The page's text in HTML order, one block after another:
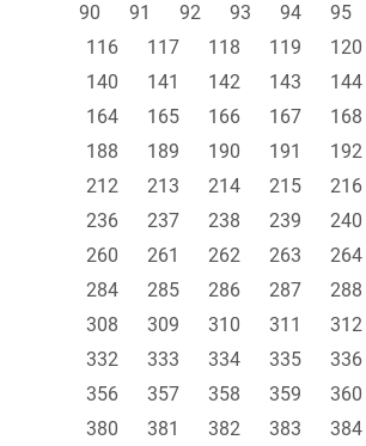
90
91 92 93 94 95
116
117 118 119 120
140
141 142 143 144
164
165 166 167 168
188
189 190 191 192
212
213 214 215 216
236
237 238 239 240
260
261 262 263 264
284
285 286 287 288
308
309 310 311 312
332
333 334 335 336
356
357 358 359 360
380
381 382 383 384